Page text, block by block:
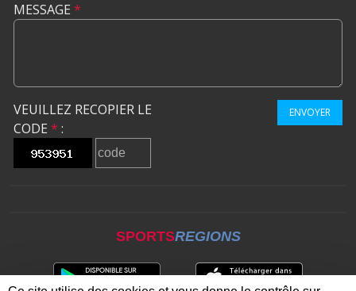
MESSAGE *
VEUILLEZ RECOPIER LE
CODE * :
ENVOYER
SPORTSREGIONS